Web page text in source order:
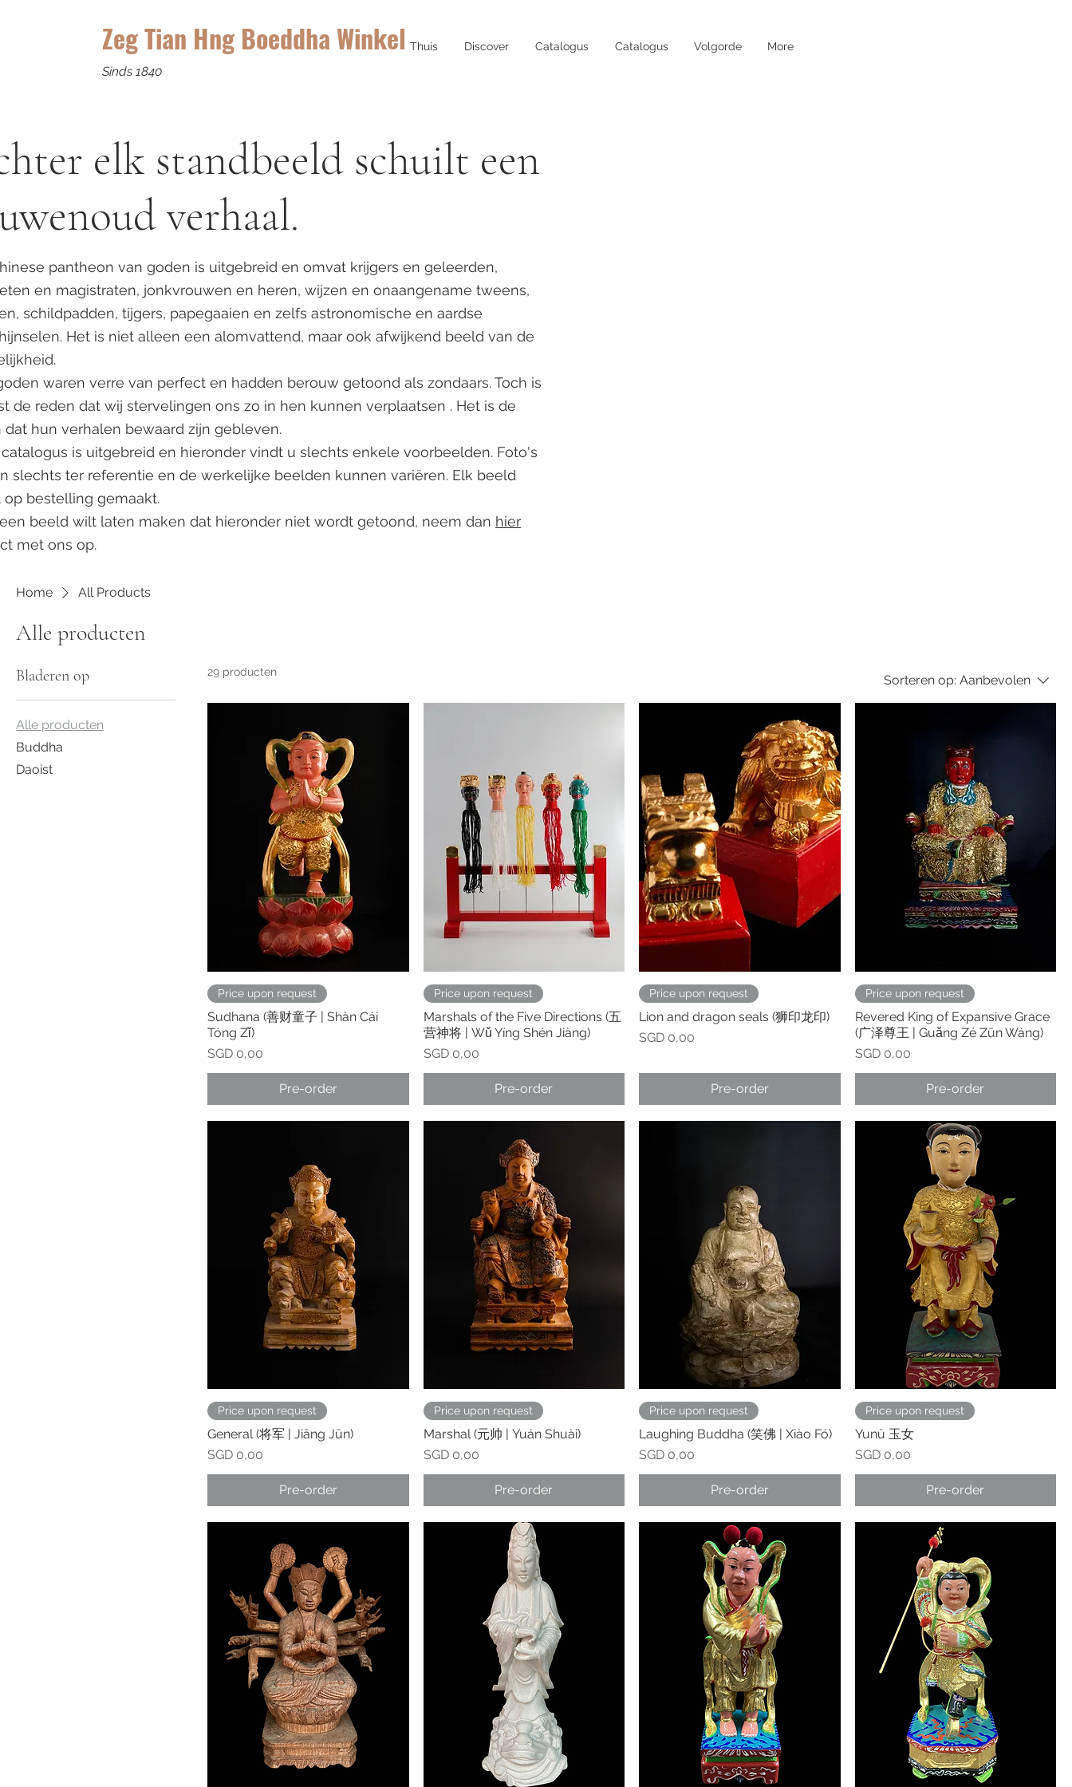
Zeg Tian Hng Boeddha Winkel
Sinds 1840
Thuis Discover Catalogus Catalogus Volgorde More
elk standbeeld schuilt een
verhaal.
pantheon van goden is uitgebreid en omvat krijgers en geleerden,
en magistraten, jonkvrouwen en heren, wijzen en onaangename tweens,
schildpadden, tijgers, papegaaien en zelfs astronomische en aardse
Het is niet alleen een alomvattend, maar ook afwijkend beeld van de
waren verre van perfect en hadden berouw getoond als zondaars. Toch is
de reden dat wij stervelingen ons zo in hen kunnen verplaatsen . Het is de
dat hun verhalen bewaard zijn gebleven.
is uitgebreid en hieronder vindt u slechts enkele voorbeelden. Foto's
slechts ter referentie en de werkelijke beelden kunnen variëren. Elk beeld
op bestelling gemaakt.
beeld wilt laten maken dat hieronder niet wordt getoond, neem dan hier
met ons op.
Home All Products
Alle producten
Bladeren op
Alle producten
Buddha
Daoist
29 producten
Sorteren op: Aanbevolen
Price upon request
Sudhana (善财童子 | Shàn Cái
Tóng Zǐ)
Prijs
SGD 0,00
Pre-order
Price upon request
Marshals of the Five Directions (五
营神将 | Wǔ Yíng Shén Jiàng)
Prijs
SGD 0,00
Pre-order
Price upon request
Lion and dragon seals (狮印龙印)
Prijs
SGD 0,00
Pre-order
Price upon request
Revered King of Expansive Grace
(广泽尊王 | Guǎng Zé Zūn Wáng)
Prijs
SGD 0,00
Pre-order
Price upon request
General (将军 | Jiāng Jūn)
Prijs
SGD 0,00
Pre-order
Price upon request
Marshal (元帅 | Yuán Shuài)
Prijs
SGD 0,00
Pre-order
Price upon request
Laughing Buddha (笑佛 | Xiào Fó)
Prijs
SGD 0,00
Pre-order
Price upon request
Yunü 玉女
Prijs
SGD 0,00
Pre-order